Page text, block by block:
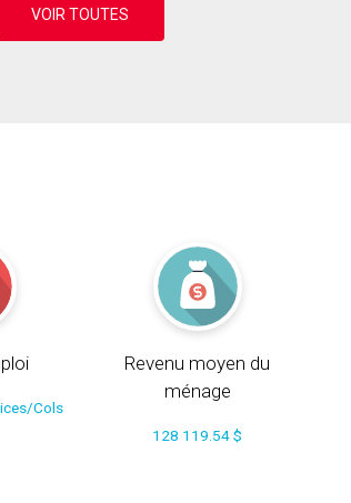
Cols
Revenu moyen du
ménage
128 119.54 $